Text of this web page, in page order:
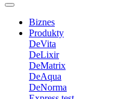
Biznes
Produkty
DeVita
DeLixir
DeMatrix
DeAqua
DeNorma